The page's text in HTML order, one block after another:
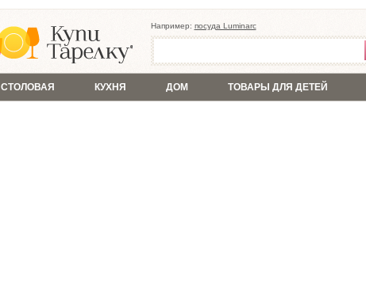
Например: посуда Luminarc
СТОЛОВАЯ КУХНЯ ДОМ ТОВАРЫ ДЛЯ ДЕТЕЙ